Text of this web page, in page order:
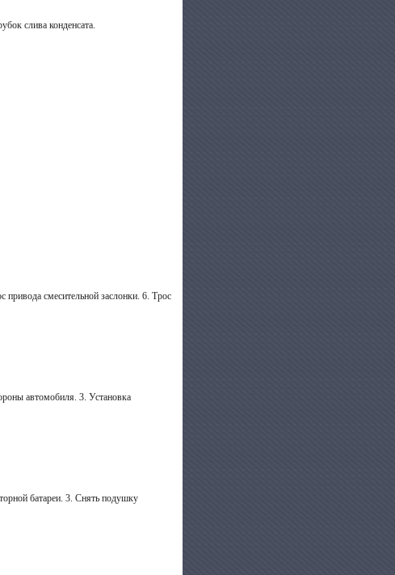
слива конденсата.
смесительной заслонки. 6. Трос
автомобиля. 3. Установка
батареи. 3. Снять подушку